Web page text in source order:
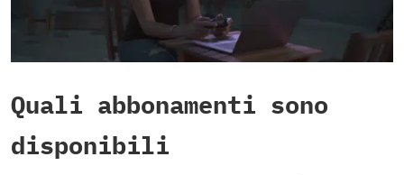
Quali abbonamenti sono
disponibili